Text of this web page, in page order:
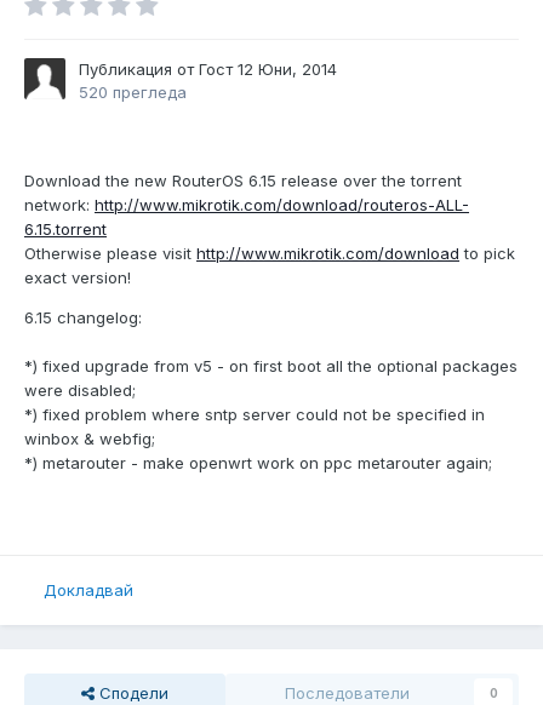
Публикация от Гост12 Юни, 2014
520 прегледа
Download the new RouterOS 6.15 release over the torrent
network: http://www.mikrotik.com/download/routeros-ALL-
6.15.torrent
Otherwise please visit http://www.mikrotik.com/download to pick
exact version!
6.15 changelog:
*) fixed upgrade from v5 - on first boot all the optional packages
were disabled;
*) fixed problem where sntp server could not be specified in
winbox & webfig;
*) metarouter - make openwrt work on ppc metarouter again;
Докладвай
Сподели Последователи 0